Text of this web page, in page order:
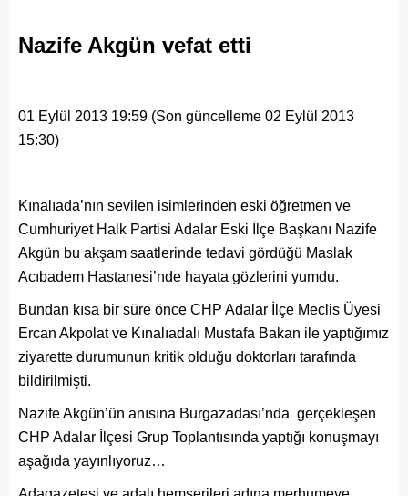
Nazife Akgün vefat etti
01 Eylül 2013 19:59 (Son güncelleme 02 Eylül 2013
15:30)
Kınalıada’nın sevilen isimlerinden eski öğretmen ve
Cumhuriyet Halk Partisi Adalar Eski İlçe Başkanı Nazife
Akgün bu akşam saatlerinde tedavi gördüğü Maslak
Acıbadem Hastanesi’nde hayata gözlerini yumdu.
Bundan kısa bir süre önce CHP Adalar İlçe Meclis Üyesi
Ercan Akpolat ve Kınalıadalı Mustafa Bakan ile yaptığımız
ziyarette durumunun kritik olduğu doktorları tarafında
bildirilmişti.
Nazife Akgün’ün anısına Burgazadası’nda gerçekleşen
CHP Adalar İlçesi Grup Toplantısında yaptığı konuşmayı
aşağıda yayınlıyoruz…